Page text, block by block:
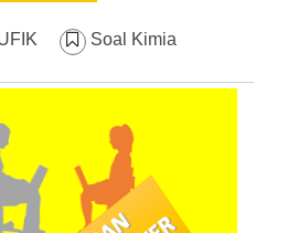
Soal Kimia